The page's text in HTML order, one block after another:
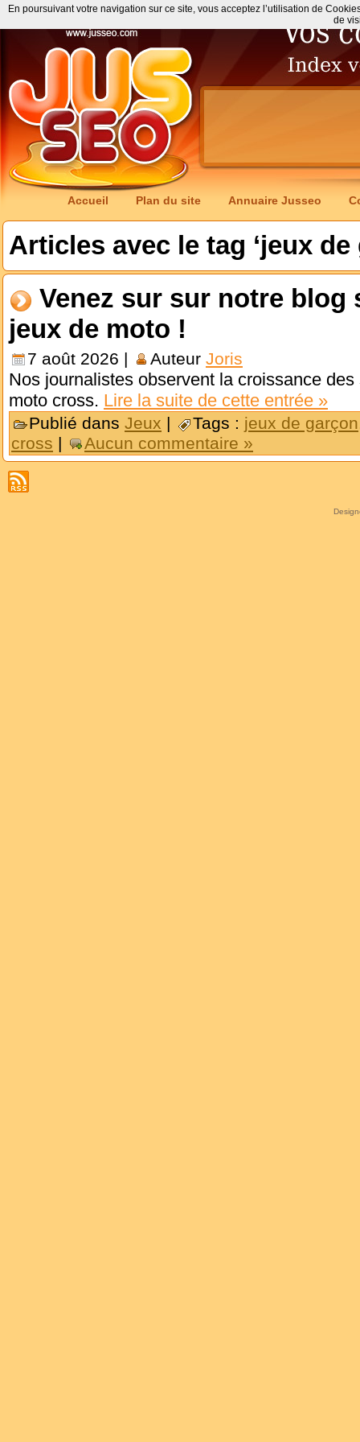
Accueil Plan du site Annuaire Jusseo
Articles avec le tag ‘jeux de
Venez sur sur notre blog
jeux de moto !
7 août 2026 | Auteur Joris
Nos journalistes observent la croissance
moto cross. Lire la suite de cette entrée »
Publié dans Jeux | Tags : jeux de garçon
cross | Aucun commentaire »
En poursuivant votre navigation sur ce site, vous acceptez l’utilisation de
de